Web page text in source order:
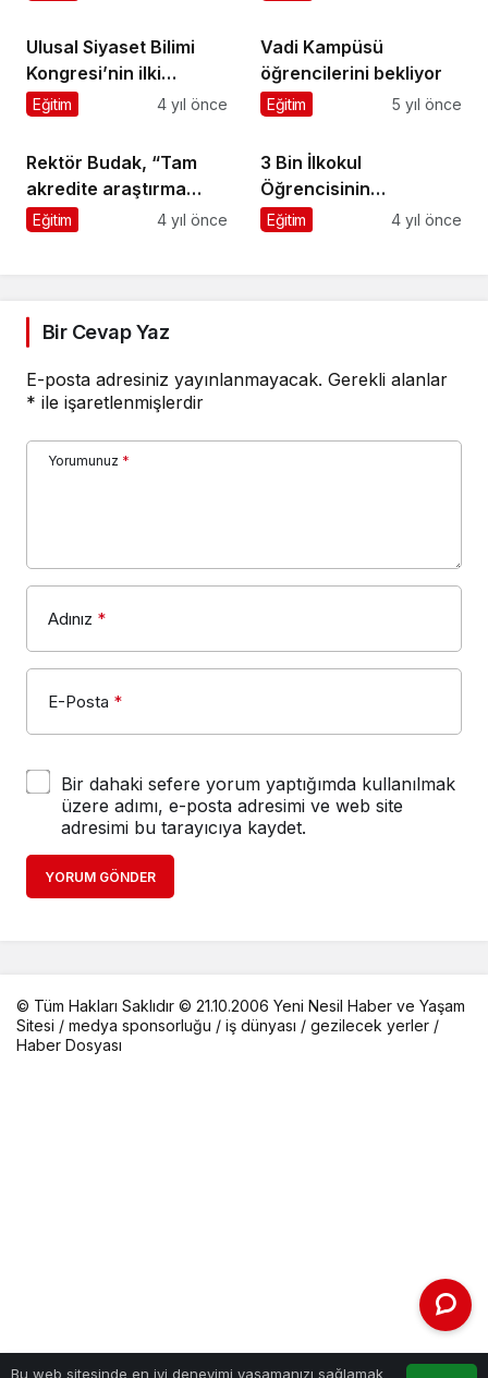
daha ileriye
taşıyacağız
Ulusal Siyaset Bilimi
Kongresi’nin ilki
İstanbul Bilgi
gerçekleşti
Eğitim 4 yıl önce
Vadi Kampüsü
öğrencilerini bekliyor
Eğitim 5 yıl önce
Rektör Budak, “Tam
akredite araştırma
üniversitemizde eğitim
Eğitim 4 yıl önce
3 Bin İlkokul
Öğrencisinin
Yemeklerini Sıralarına
Eğitim 4 yıl önce
Bir Cevap Yaz
E-posta adresiniz yayınlanmayacak. Gerekli alanlar
* ile işaretlenmişlerdir
Yorumunuz *
Adınız *
E-Posta *
Bir dahaki sefere yorum yaptığımda kullanılmak
üzere adımı, e-posta adresimi ve web site
adresimi bu tarayıcıya kaydet.
YORUM GÖNDER
Bu web sitesinde en iyi deneyimi yaşamanızı sağlamak
© Tüm Hakları Saklıdır © 21.10.2006 Yeni Nesil Haber ve Yaşam
Sitesi / medya sponsorluğu / iş dünyası / gezilecek yerler /
Haber Dosyası